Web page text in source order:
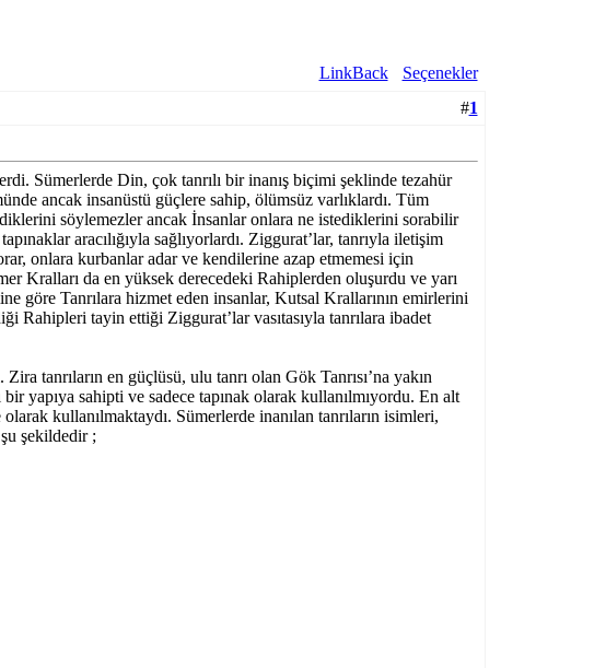
LinkBack
Seçenekler
#1
Sümerlerde Din, çok tanrılı bir inanış biçimi şeklinde tezahür
ancak insanüstü güçlere sahip, ölümsüz varlıklardı. Tüm
söylemezler ancak İnsanlar onlara ne istediklerini sorabilir
aracılığıyla sağlıyorlardı. Ziggurat’lar, tanrıyla iletişim
onlara kurbanlar adar ve kendilerine azap etmemesi için
Kralları da en yüksek derecedeki Rahiplerden oluşurdu ve yarı
göre Tanrılara hizmet eden insanlar, Kutsal Krallarının emirlerini
Rahipleri tayin ettiği Ziggurat’lar vasıtasıyla tanrılara ibadet
tanrıların en güçlüsü, ulu tanrı olan Gök Tanrısı’na yakın
yapıya sahipti ve sadece tapınak olarak kullanılmıyordu. En alt
kullanılmaktaydı. Sümerlerde inanılan tanrıların isimleri,
şekildedir ;